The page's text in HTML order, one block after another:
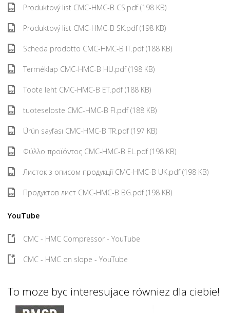
Produktový list CMC-HMC-B CS.pdf (198 KB)
Produktový list CMC-HMC-B SK.pdf (198 KB)
Scheda prodotto CMC-HMC-B IT.pdf (188 KB)
Terméklap CMC-HMC-B HU.pdf (198 KB)
Toote leht CMC-HMC-B ET.pdf (188 KB)
tuoteseloste CMC-HMC-B FI.pdf (188 KB)
Ürün sayfası CMC-HMC-B TR.pdf (197 KB)
Φύλλο προϊόντος CMC-HMC-B EL.pdf (198 KB)
Листок з описом продукції CMC-HMC-B UK.pdf (198 KB)
Продуктов лист CMC-HMC-B BG.pdf (198 KB)
YouTube
CMC - HMC Compressor - YouTube
CMC - HMC on slope - YouTube
To moze byc interesujace równiez dla ciebie!